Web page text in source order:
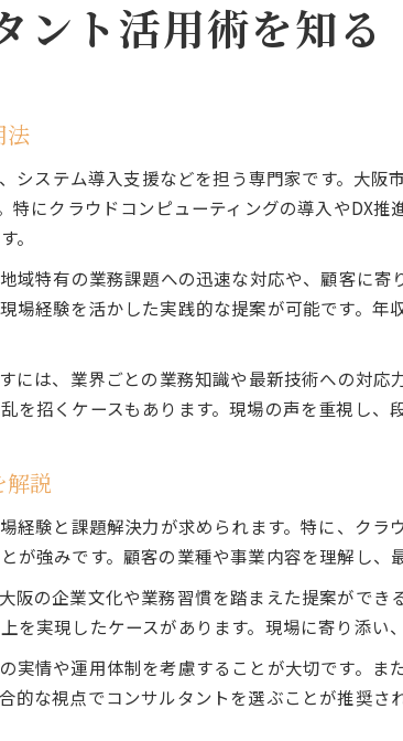
ITコンサルタントが語るクラウド活用のメ
クラウド導入がITコンサルタント年収に与
ITコンサル経験が年収に与える影響とは
ITコンサルタント経験が年収アップに直結
クラウド分野で活躍するITコンサルタント
ITコンサルタント年収相場と経験の関係性
転職で目指すITコンサルの高収入キャリア
ITコンサルタント転職で押さえるべきポイ
ITコンサルタント求人選びで重視すべき要
大阪市でITコンサルタント転職を成功させ
クラウド×ITコンサルで広がる業界の未来
ITコンサルタントが語るクラウド業界の今
クラウド化が大阪市のITコンサルに与える
ITコンサルタント必見業界トレンドと未来
ント活用術を知る
法
システム導入支援などを担う専門家です。大
特にクラウドコンピューティングの導入やDX
。
特有の業務課題への迅速な対応や、顧客に寄
場経験を活かした実践的な提案が可能です。
には、業界ごとの業務知識や最新技術への対応
招くケースもあります。現場の声を重視し、
解説
経験と課題解決力が求められます。特に、ク
強みです。顧客の業種や事業内容を理解し、
阪の企業文化や業務習慣を踏まえた提案がで
実現したケースがあります。現場に寄り添い
実情や運用体制を考慮することが大切です。
な視点でコンサルタントを選ぶことが推奨され